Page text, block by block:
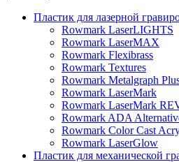
Пластик для лазерной
Rowmark LaserLIGHTS
Rowmark LaserMAX
Rowmark Flexibrass
Rowmark Textures
Rowmark Metalgraph
Rowmark LaserMark
Rowmark LaserMark
Rowmark ADA
Rowmark Color Cast
Rowmark LaserGlow
Пластик для механической